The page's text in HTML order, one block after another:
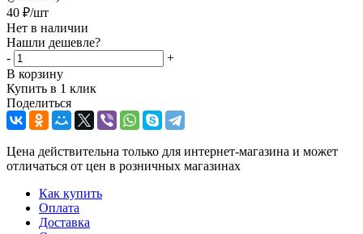
40 ₽/шт
Нет в наличии
Нашли дешевле?
-
+
В корзину
Купить в 1 клик
Поделиться
Цена действительна только для интернет-магазина и может
отличаться от цен в розничных магазинах
Как купить
Оплата
Доставка